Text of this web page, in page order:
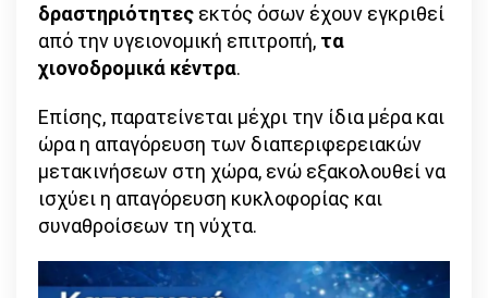
δραστηριότητες εκτός όσων έχουν εγκριθεί
από την υγειονομική επιτροπή, τα
χιονοδρομικά κέντρα.
Επίσης, παρατείνεται μέχρι την ίδια μέρα και
ώρα η απαγόρευση των διαπεριφερειακών
μετακινήσεων στη χώρα, ενώ εξακολουθεί να
ισχύει η απαγόρευση κυκλοφορίας και
συναθροίσεων τη νύχτα.